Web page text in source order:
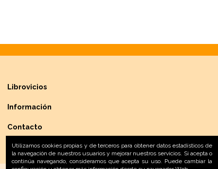
Librovicios
Información
Contacto
Utilizamos cookies propias y de terceros para obtener datos estadísticos de
la navegación de nuestros usuarios y mejorar nuestros servicios. Si acepta o
continúa navegando, consideramos que acepta su uso. Puede cambiar la